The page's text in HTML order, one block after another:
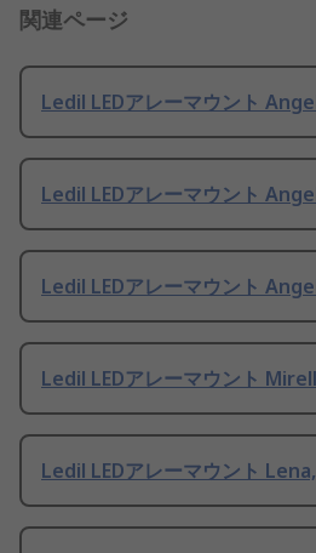
関連ページ
Ledil LEDアレーマウント
Ledil LEDアレーマウント
Ledil LEDアレーマウント
Ledil LEDアレーマウント
Ledil LEDアレーマウント